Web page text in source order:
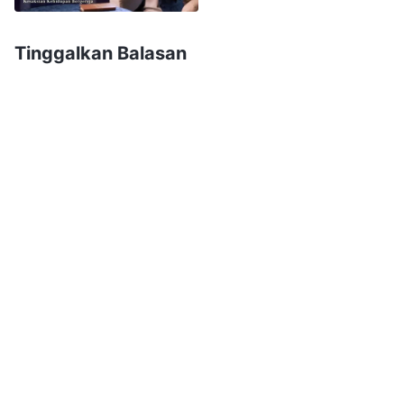
Mereka berkata bahwa aku menyelidiki agama
maju di abad ke-21 ini jika Tuhan Yesus datang
Tinggalkan Balasan